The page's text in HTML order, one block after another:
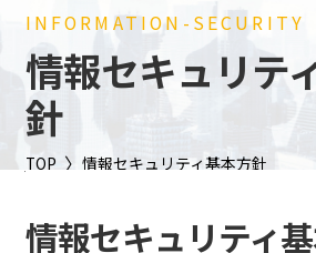
INFORMATION-SECURITY
情報セキュリテ
針
TOP 〉情報セキュリティ基本方針
情報セキュリティ